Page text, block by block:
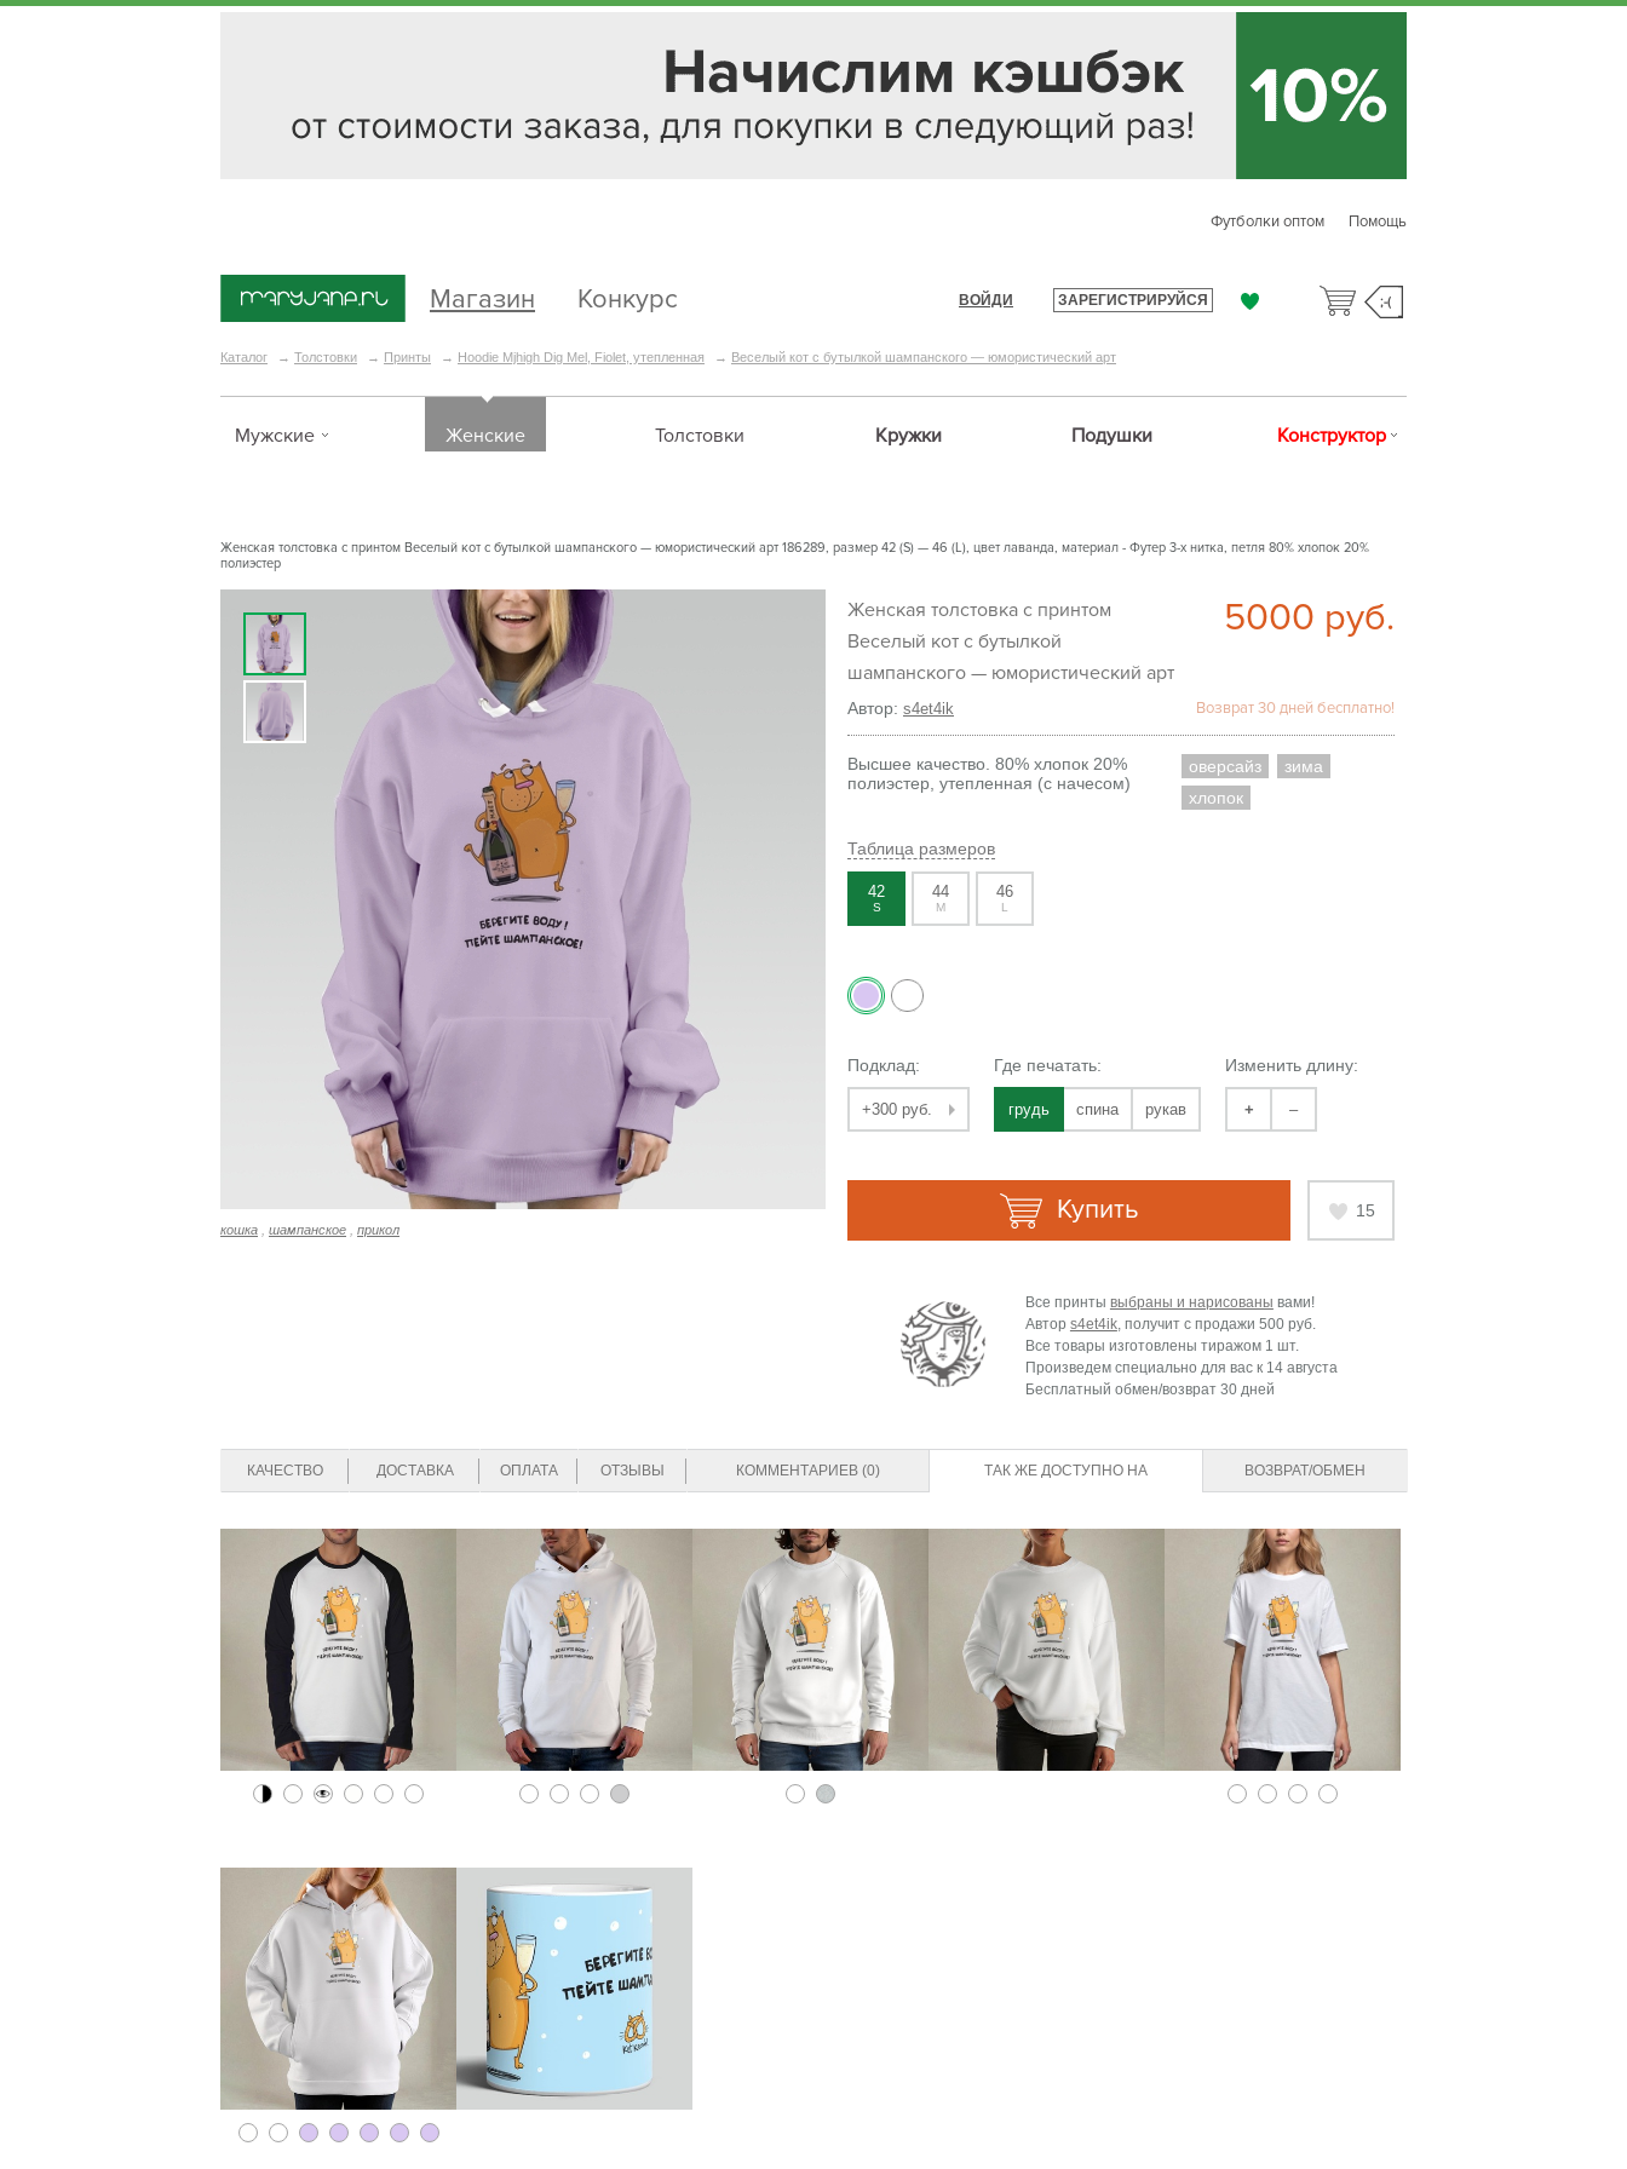
Помощь
Футболки оптом
Магазин Конкурс ВОЙДИ ЗАРЕГИСТРИРУЙСЯ ;-(
Каталог → Толстовки → Принты → Hoodie Mjhigh Dig Mel, Fiolet, утепленная → Веселый кот с бутылкой шампанского — юмористический арт
Мужские Женские Толстовки Кружки Подушки Конструктор
Женская толстовка с принтом Веселый кот с бутылкой шампанского — юмористический арт 186289, размер 42 (S) — 46 (L), цвет лаванда, материал - Футер 3-х нитка, петля 80% хлопок 20%
полиэстер
кошка шампанское прикол
Женская толстовка с принтом
Веселый кот с бутылкой
шампанского — юмористический арт
5000 руб.
Автор: s4et4ik Возврат 30 дней бесплатно!
Высшее качество. 80% хлопок 20%
полиэстер, утепленная (с начесом)
оверсайз
зима
хлопок
Таблица размеров
42
S
44
M
46
L
Подклад:
+300 руб.
Где печатать:
грудь спина рукав
Изменить длину:
+ –
15
Купить
Все принты выбраны и нарисованы вами!
Автор s4et4ik, получит с продажи 500 руб.
Все товары изготовлены тиражом 1 шт.
Произведем специально для вас к 14 августа
Бесплатный обмен/возврат 30 дней
КАЧЕСТВО ДОСТАВКА ОПЛАТА ОТЗЫВЫ КОММЕНТАРИЕВ (0) ТАК ЖЕ ДОСТУПНО НА ВОЗВРАТ/ОБМЕН